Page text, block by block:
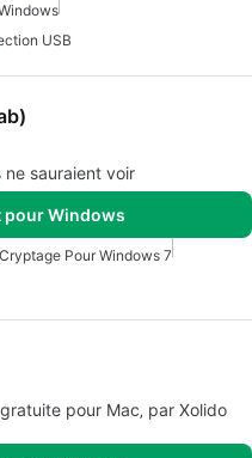
USB
sauraient voir
pour Windows
Pour Windows 7
pour Mac‚ par Xolido